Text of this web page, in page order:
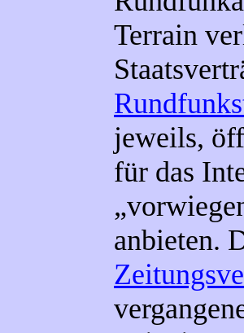
Terrain
jeweils,
für das
anbieten.